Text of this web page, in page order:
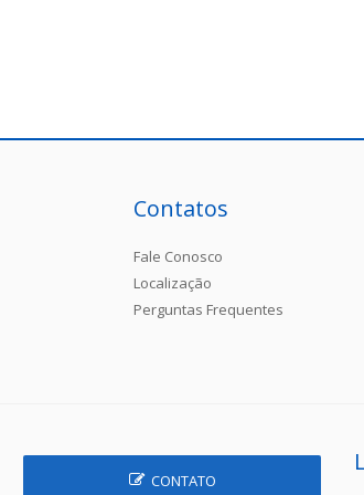
Contatos
Fale Conosco
Localização
Perguntas Frequentes
CONTATO